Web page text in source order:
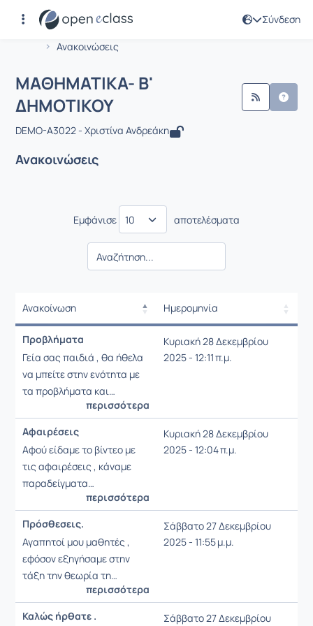
Σύνδεση
Αρχική Σελίδα
Ανακοινώσεις
Μάθημα : ΜΑΘΗΜΑΤΙΚΑ- Β'
ΜΑΘΗΜΑΤΙΚΑ- Β'
ΔΗΜΟΤΙΚΟΥ
DEMO-A3022 - Χριστίνα Ανδρεάκη
Ανακοινώσεις
Εμφάνισε αποτελέσματα
Ανακοίνωση
Ημερομηνία
Ρυθμίσεις επιλογής /
Ανακοίνωση
Ρυθμίσεις επιλογής /
Προβλήματα
Γεία σας παιδιά , θα ήθελα
να μπείτε στην ενότητα με
τα προβλήματα και…
περισσότερα
Κυριακή 28 Δεκεμβρίου
2025 - 12:11 π.μ.
Αφαιρέσεις
Αφού είδαμε το βίντεο με
τις αφαιρέσεις , κάναμε
παραδείγματα…
περισσότερα
Κυριακή 28 Δεκεμβρίου
2025 - 12:04 π.μ.
Πρόσθεσεις.
Αγαπητοί μου μαθητές ,
εφόσον εξηγήσαμε στην
τάξη την θεωρία τη…
περισσότερα
Σάββατο 27 Δεκεμβρίου
2025 - 11:55 μ.μ.
Καλώς ήρθατε . Σάββατο 27 Δεκεμβρίου